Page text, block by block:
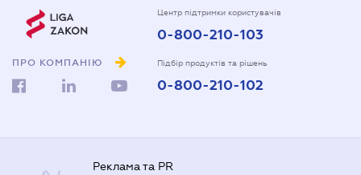
ПРО КОМПАНІЮ
Центр підтримки користувачів
0-800-210-103
Підбір продуктів та рішень
0-800-210-102
Реклама та PR